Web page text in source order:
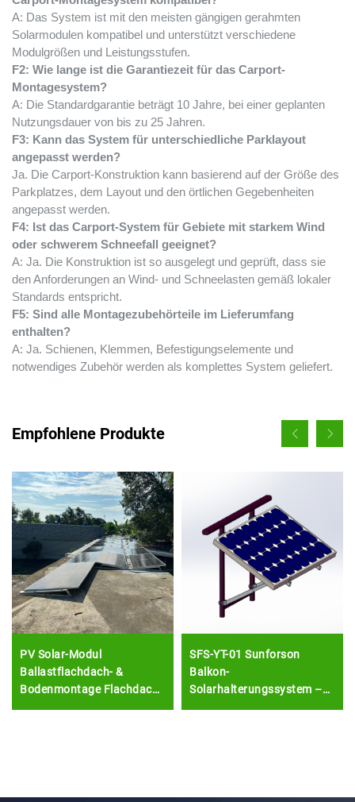
A: Das System ist mit den meisten gängigen gerahmten
Solarmodulen kompatibel und unterstützt verschiedene
Modulgrößen und Leistungsstufen.
F2: Wie lange ist die Garantiezeit für das Carport-
Montagesystem?
A: Die Standardgarantie beträgt 10 Jahre, bei einer geplanten
Nutzungsdauer von bis zu 25 Jahren.
F3: Kann das System für unterschiedliche Parklayout
angepasst werden?
Ja. Die Carport-Konstruktion kann basierend auf der Größe des
Parkplatzes, dem Layout und den örtlichen Gegebenheiten
angepasst werden.
F4: Ist das Carport-System für Gebiete mit starkem Wind
oder schwerem Schneefall geeignet?
A: Ja. Die Konstruktion ist so ausgelegt und geprüft, dass sie
den Anforderungen an Wind- und Schneelasten gemäß lokaler
Standards entspricht.
F5: Sind alle Montagezubehörteile im Lieferumfang
enthalten?
A: Ja. Schienen, Klemmen, Befestigungselemente und
notwendiges Zubehör werden als komplettes System geliefert.
Empfohlene Produkte
PV Solar-Modul
Ballastflachdach- &
Bodenmontage Flachdach-
SFS-YT-01 Sunforson
Balkon-
Solarhalterungssystem –